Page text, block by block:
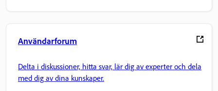
Användarforum
Delta i diskussioner, hitta svar, lär dig av experter och dela
med dig av dina kunskaper.